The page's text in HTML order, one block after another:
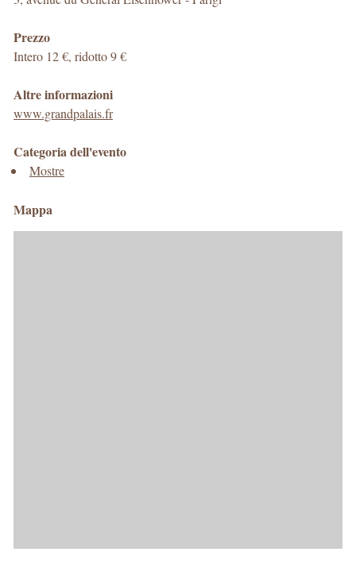
Prezzo
Intero 12 €, ridotto 9 €
Altre informazioni
www.grandpalais.fr
Categoria dell'evento
Mostre
Mappa